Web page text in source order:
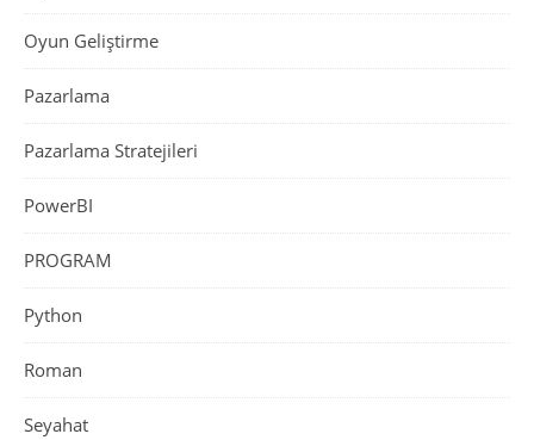
Oyun Geliştirme
Pazarlama
Pazarlama Stratejileri
PowerBI
PROGRAM
Python
Roman
Seyahat